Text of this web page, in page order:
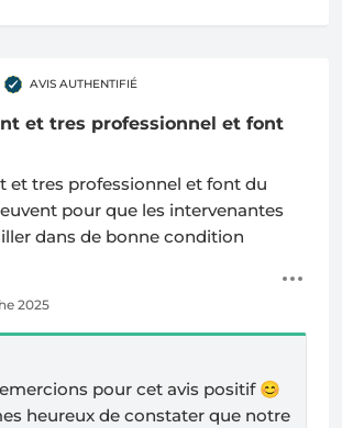
AVIS AUTHENTIFIÉ
et tres professionnel et font
et tres professionnel et font du
pour que les intervenantes
dans de bonne condition
2025
pour cet avis positif 😊
heureux de constater que notre